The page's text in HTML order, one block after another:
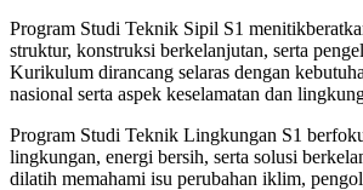
Program Studi Teknik Sipil S1
struktur, konstruksi berkelanjutan, serta
Kurikulum dirancang selaras dengan
nasional serta aspek keselamatan dan
Program Studi Teknik Lingkungan S1
lingkungan, energi bersih, serta solusi
dilatih memahami isu perubahan iklim,